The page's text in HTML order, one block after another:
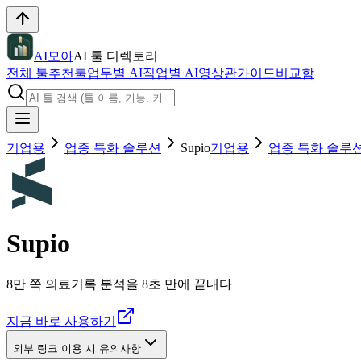
AI모아AI 툴 디렉토리
전체 툴추천툴업무별 AI직업별 AI영상관가이드비교함
기업용 업종 특화 솔루션 Supio기업용 업종 특화 솔루
Supio
8만 쪽 의료기록 분석을 8초 만에 끝내다
지금 바로 사용하기
외부 링크 이용 시 유의사항